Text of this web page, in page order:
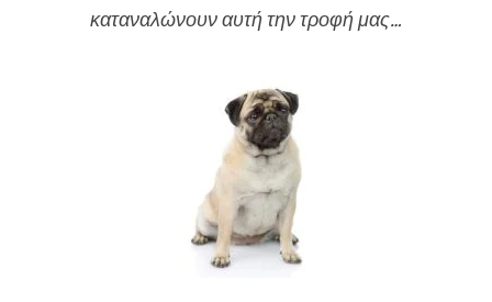
καταναλώνουν αυτή την τροφή μας…